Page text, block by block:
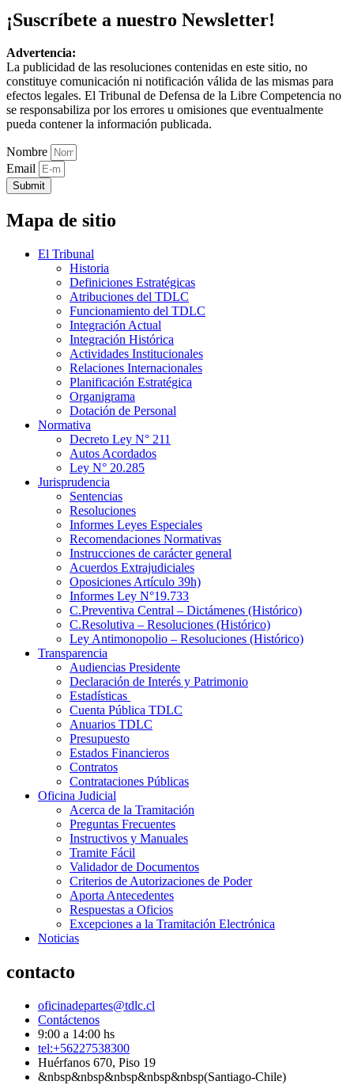
¡Suscríbete a nuestro Newsletter!
Advertencia:
La publicidad de las resoluciones contenidas en este sitio, no
constituye comunicación ni notificación válida de las mismas para
efectos legales. El Tribunal de Defensa de la Libre Competencia no
se responsabiliza por los errores u omisiones que eventualmente
pueda contener la información publicada.
Nombre
Email
Submit
Mapa de sitio
El Tribunal
Historia
Definiciones Estratégicas
Atribuciones del TDLC
Funcionamiento del TDLC
Integración Actual
Integración Histórica
Actividades Institucionales
Relaciones Internacionales
Planificación Estratégica
Organigrama
Dotación de Personal
Normativa
Decreto Ley N° 211
Autos Acordados
Ley N° 20.285
Jurisprudencia
Sentencias
Resoluciones
Informes Leyes Especiales
Recomendaciones Normativas
Instrucciones de carácter general
Acuerdos Extrajudiciales
Oposiciones Artículo 39h)
Informes Ley N°19.733
C.Preventiva Central – Dictámenes (Histórico)
C.Resolutiva – Resoluciones (Histórico)
Ley Antimonopolio – Resoluciones (Histórico)
Transparencia
Audiencias Presidente
Declaración de Interés y Patrimonio
Estadísticas
Cuenta Pública TDLC
Anuarios TDLC
Presupuesto
Estados Financieros
Contratos
Contrataciones Públicas
Oficina Judicial
Acerca de la Tramitación
Preguntas Frecuentes
Instructivos y Manuales
Tramite Fácil
Validador de Documentos
Criterios de Autorizaciones de Poder
Aporta Antecedentes
Respuestas a Oficios
Excepciones a la Tramitación Electrónica
Noticias
contacto
oficinadepartes@tdlc.cl
Contáctenos
9:00 a 14:00 hs
tel:+56227538300
Huérfanos 670, Piso 19
&nbsp&nbsp&nbsp&nbsp&nbsp(Santiago-Chile)